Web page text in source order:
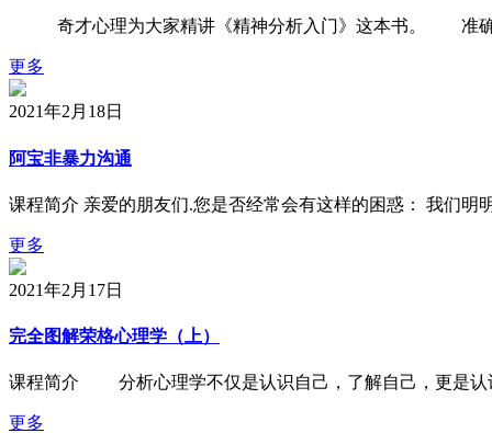
奇才心理为大家精讲《精神分析入门》这本书。 准确
更多
2021年2月18日
阿宝非暴力沟通
课程简介 亲爱的朋友们.您是否经常会有这样的困惑： 我们
更多
2021年2月17日
完全图解荣格心理学（上）
课程简介 分析心理学不仅是认识自己，了解自己，更是认
更多